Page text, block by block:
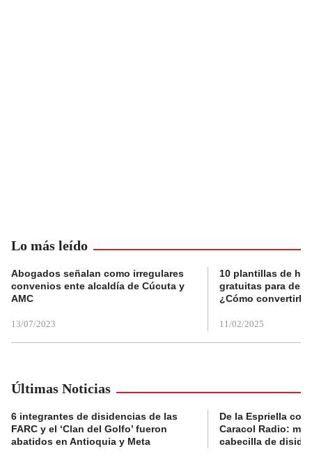
Lo más leído
Abogados señalan como irregulares
convenios ente alcaldía de Cúcuta y
AMC
13/07/2023
10 plantillas de
gratuitas para
¿Cómo convertirla
11/02/2025
Últimas Noticias
6 integrantes de disidencias de las
FARC y el ‘Clan del Golfo’ fueron
abatidos en Antioquia y Meta
De la Espriella
Caracol Radio:
cabecilla de